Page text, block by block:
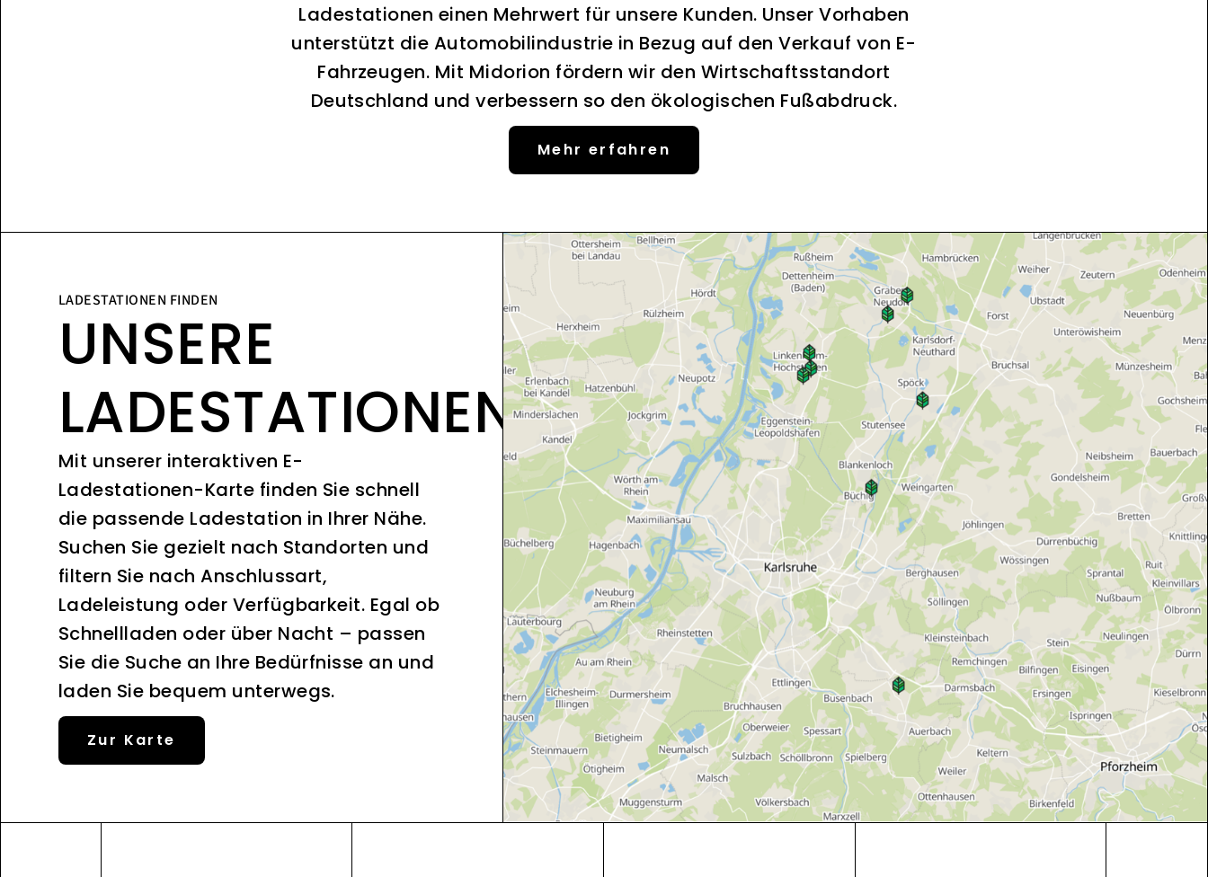
Ladestationen einen Mehrwert für unsere Kunden. Unser Vorhaben
unterstützt die Automobilindustrie in Bezug auf den Verkauf von E-
Fahrzeugen. Mit Midorion fördern wir den Wirtschaftsstandort
Deutschland und verbessern so den ökologischen Fußabdruck.
Mehr erfahren
LADESTATIONEN FINDEN
UNSERE
LADESTATIONEN
Mit unserer interaktiven E-
Ladestationen-Karte finden Sie schnell
die passende Ladestation in Ihrer Nähe.
Suchen Sie gezielt nach Standorten und
filtern Sie nach Anschlussart,
Ladeleistung oder Verfügbarkeit. Egal ob
Schnellladen oder über Nacht – passen
Sie die Suche an Ihre Bedürfnisse an und
laden Sie bequem unterwegs.
Zur Karte